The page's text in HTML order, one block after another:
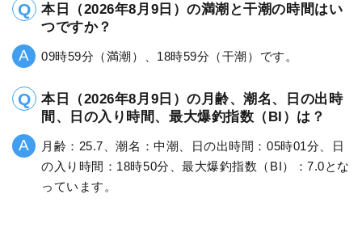
本日（2026年8月9日）の満潮と干潮の時間はい
つですか？
09時59分（満潮）、18時59分（干潮）です。
本日（2026年8月9日）の月齢、潮名、日の出時
間、日の入り時間、最大爆釣指数（BI）は？
月齢：25.7、潮名：中潮、日の出時間：05時01分、日
の入り時間：18時50分、最大爆釣指数（BI）：7.0とな
っています。